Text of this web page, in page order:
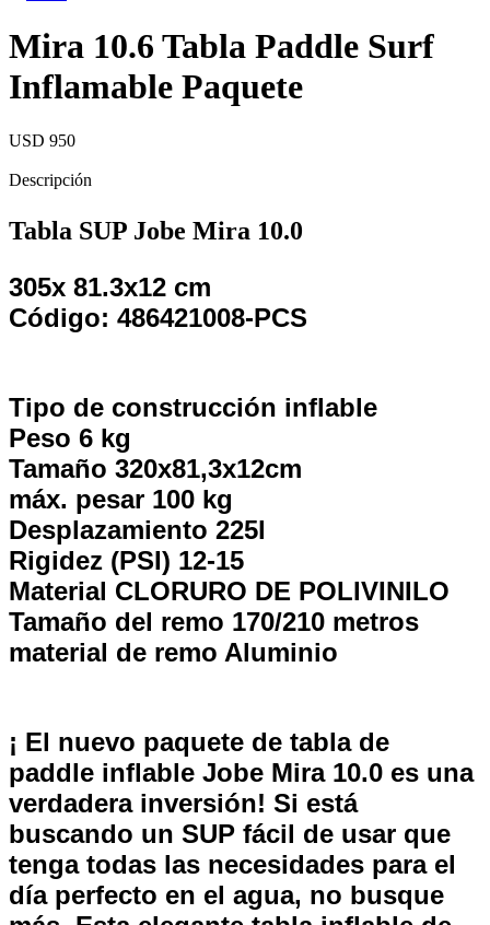
Mira 10.6 Tabla Paddle Surf
Inflamable Paquete
USD 950
Descripción
Tabla SUP Jobe Mira 10.0
305x 81.3x12 cm
Código: 486421008-PCS
Tipo de construcción inflable
Peso 6 kg
Tamaño 320x81,3x12cm
máx. pesar 100 kg
Desplazamiento 225l
Rigidez (PSI) 12-15
Material CLORURO DE POLIVINILO
Tamaño del remo 170/210 metros
material de remo Aluminio
¡ El nuevo paquete de tabla de
paddle inflable Jobe Mira 10.0 es una
verdadera inversión! Si está
buscando un SUP fácil de usar que
tenga todas las necesidades para el
día perfecto en el agua, no busque